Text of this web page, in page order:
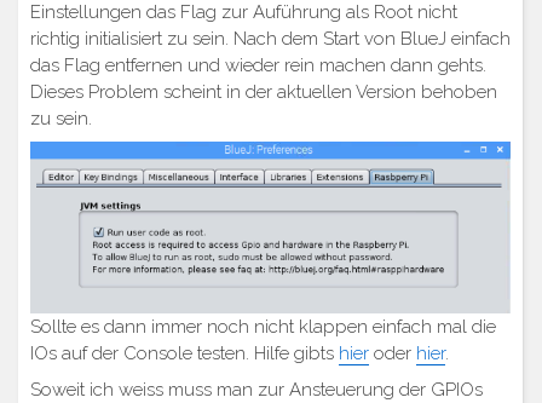
Einstellungen das Flag zur Auführung als Root nicht
richtig initialisiert zu sein. Nach dem Start von BlueJ einfach
das Flag entfernen und wieder rein machen dann gehts.
Dieses Problem scheint in der aktuellen Version behoben
zu sein.
Sollte es dann immer noch nicht klappen einfach mal die
IOs auf der Console testen. Hilfe gibts hier oder hier.
Soweit ich weiss muss man zur Ansteuerung der GPIOs